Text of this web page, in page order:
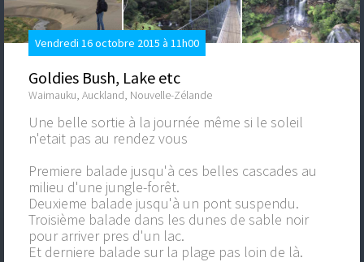
Vendredi 16 octobre 2015 à 11h00
Goldies Bush, Lake etc
Waimauku, Auckland, Nouvelle-Zélande
Une belle sortie à la journée même si le soleil
n'etait pas au rendez vous
Premiere balade jusqu'à ces belles cascades au
milieu d'une jungle-forêt.
Deuxieme balade jusqu'à un pont suspendu.
Troisième balade dans les dunes de sable noir
pour arriver pres d'un lac.
Et derniere balade sur la plage pas loin de là.